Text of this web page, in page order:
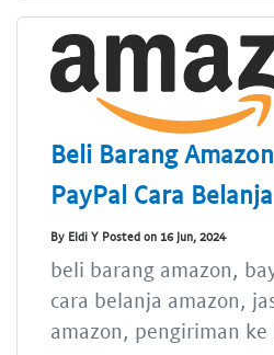
Beli Barang
PayPal Cara
By Eldi Y Posted on 16 Jun, 2024
beli barang amazon,
cara belanja amazon,
amazon, pengiriman